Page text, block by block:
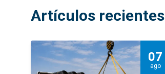
Artículos recientes
07
ago